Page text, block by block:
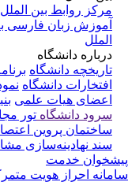
مرکز روابط بین الملل
آموزش زبان فارسی
الملل
درباره دانشگاه
تاریخچه دانشگاه
افتخارات دانشگاه
اعضای هیات علمی
سرود دانشگاه تور
ساختمان پروین
سند نهادینه‌سازی
پیشخوان خدمت
سامانه احراز هویت